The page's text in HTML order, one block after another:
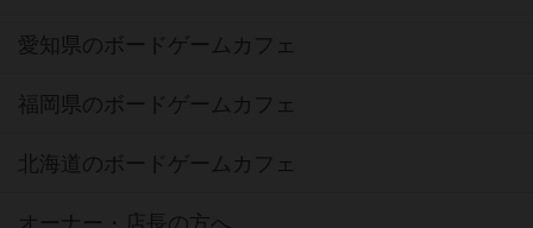
愛知県のボードゲームカフェ
福岡県のボードゲームカフェ
北海道のボードゲームカフェ